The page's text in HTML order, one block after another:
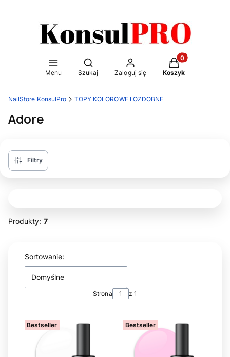
Menu
Otwórz wyszukiwarkę
Szukaj Zaloguj się
Produkty w
Koszyk
NailStore KonsulPro TOPY KOLOROWE I OZDOBNE
Adore
Filtry
Produkty: 7
Lista produktów
Sortowanie:
Domyślne
Strona z 1
Bestseller Bestseller